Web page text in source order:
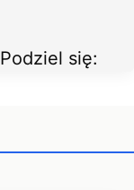
Podziel się: